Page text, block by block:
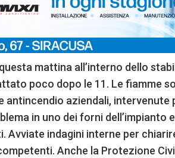
mattina all’interno dello
poco dopo le 11. Le fiamme
antincendio aziendali, intervenute
in uno dei forni dell’impianto
indagini interne per
Anche la Protezione